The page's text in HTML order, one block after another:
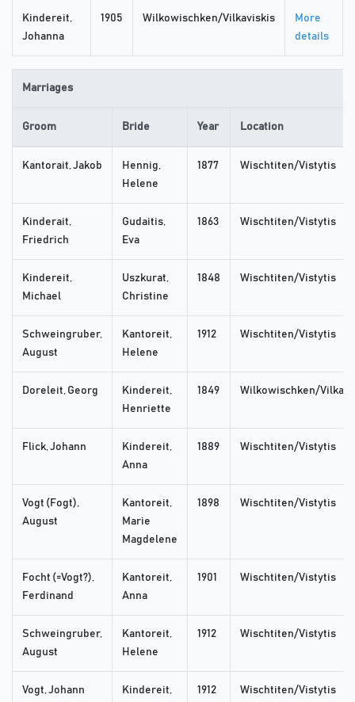
Kindereit,
Johanna
1905 Wilkowischken/Vilkaviskis
More
details
Marriages
Groom Bride Year Location
Kantorait, Jakob
Hennig,
Helene
1877 Wischtiten/Vistytis
Kinderait,
Friedrich
Gudaitis,
Eva
1863 Wischtiten/Vistytis
Kindereit,
Michael
Uszkurat,
Christine
1848 Wischtiten/Vistytis
Schweingruber,
August
Kantoreit,
Helene
1912 Wischtiten/Vistytis
Doreleit, Georg
Kindereit,
Henriette
1849 Wilkowischken/
Flick, Johann
Kindereit,
Anna
1889 Wischtiten/Vistytis
Vogt (Fogt),
August
Kantoreit,
Marie
Magdelene
1898 Wischtiten/Vistytis
Focht (=Vogt?),
Ferdinand
Kantoreit,
Anna
1901 Wischtiten/Vistytis
Schweingruber,
August
Kantoreit,
Helene
1912 Wischtiten/Vistytis
Vogt, Johann
Kindereit,
1912 Wischtiten/Vistytis